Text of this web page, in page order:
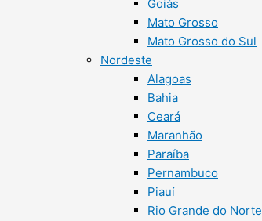
Goiás
Mato Grosso
Mato Grosso do Sul
Nordeste
Alagoas
Bahia
Ceará
Maranhão
Paraíba
Pernambuco
Piauí
Rio Grande do Norte